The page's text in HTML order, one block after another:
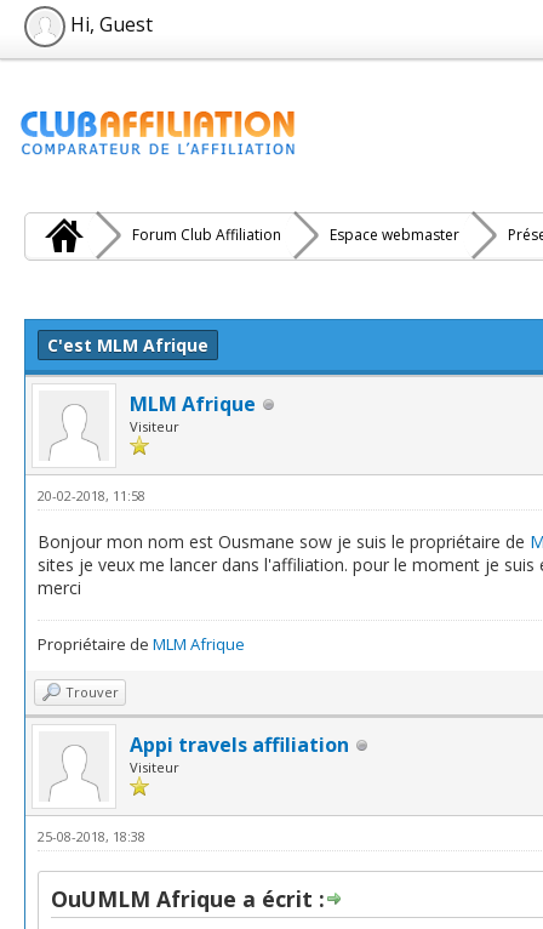
Hi, Guest
Forum Club Affiliation Espace webmaster
C'est MLM Afrique
MLM Afrique
Visiteur
20-02-2018, 11:58
Bonjour mon nom est Ousmane sow je suis le propriétaire de
sites je veux me lancer dans l'affiliation. pour le moment je
merci
Propriétaire de MLM Afrique
Trouver
Appi travels affiliation
Visiteur
25-08-2018, 18:38
OuUMLM Afrique a écrit :